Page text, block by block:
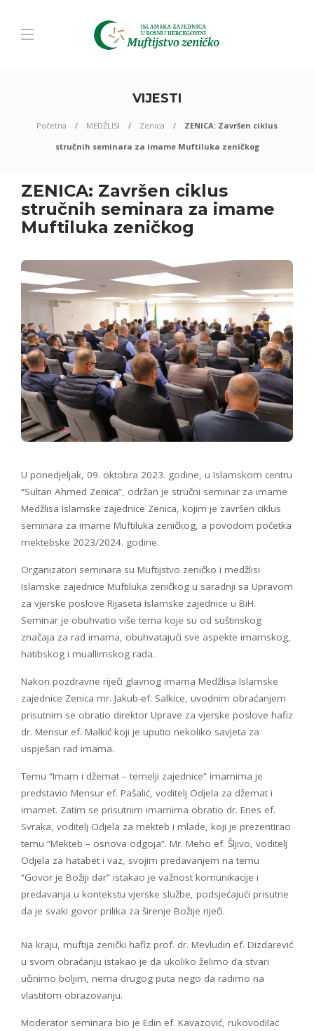
VIJESTI
Početna MEDŽLISI Zenica
ZENICA: Završen ciklus
stručnih seminara za imame Muftiluka zeničkog
ZENICA: Završen ciklus
stručnih seminara za imame
Muftiluka zeničkog
U ponedjeljak, 09. oktobra 2023. godine, u Islamskom centru
“Sultan Ahmed Zenica”, održan je stručni seminar za imame
Medžlisa Islamske zajednice Zenica, kojim je završen ciklus
seminara za imame Muftiluka zeničkog, a povodom početka
mektebske 2023/2024. godine.
Organizatori seminara su Muftijstvo zeničko i medžlisi
Islamske zajednice Muftiluka zeničkog u saradnji sa Upravom
za vjerske poslove Rijaseta Islamske zajednice u BiH.
Seminar je obuhvatio više tema koje su od suštinskog
značaja za rad imama, obuhvatajući sve aspekte imamskog,
hatibskog i muallimskog rada.
Nakon pozdravne riječi glavnog imama Medžlisa Islamske
zajednice Zenica mr. Jakub-ef. Salkice, uvodnim obraćanjem
prisutnim se obratio direktor Uprave za vjerske poslove hafiz
dr. Mensur ef. Malkić koji je uputio nekoliko savjeta za
uspješan rad imama.
Temu “Imam i džemat – temelji zajednice” imamima je
predstavio Mensur ef. Pašalić, voditelj Odjela za džemat i
imamet. Zatim se prisutnim imamima obratio dr. Enes ef.
Svraka, voditelj Odjela za mekteb i mlade, koji je prezentirao
temu “Mekteb – osnova odgoja”. Mr. Meho ef. Šljivo, voditelj
Odjela za hatabet i vaz, svojim predavanjem na temu
“Govor je Božiji dar” istakao je važnost komunikacije i
predavanja u kontekstu vjerske službe, podsjećajući prisutne
da je svaki govor prilika za širenje Božije riječi.
Na kraju, muftija zenički hafiz prof. dr. Mevludin ef. Dizdarević
u svom obraćanju istakao je da ukoliko želimo da stvari
učinimo boljim, nema drugog puta nego da radimo na
vlastitom obrazovanju.
Moderator seminara bio je Edin ef. Kavazović, rukovodilac